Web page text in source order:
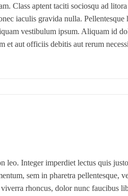
Class aptent taciti sociosqu ad
iaculis gravida nulla. Pellentesque
vestibulum ipsum. Aliquam id
aut officiis debitis aut rerum
Integer imperdiet lectus quis
sem in pharetra pellentesque,
rhoncus, dolor nunc faucibus